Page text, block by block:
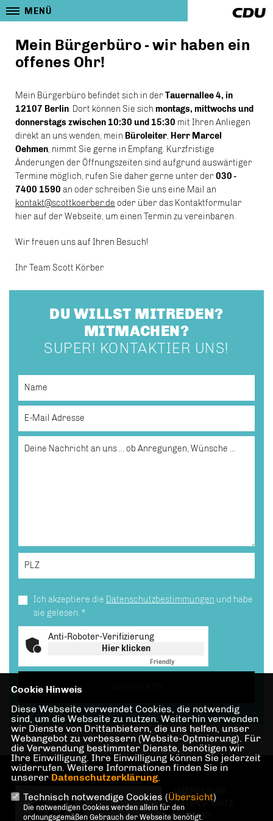
MENÜ
Mein Bürgerbüro - wir haben ein
offenes Ohr!
Mein Bürgerbüro befindet sich in der Tauernallee 4, in
12107 Berlin. Dort können Sie sich montags, mittwochs und
donnerstags zwischen 10:30 und 15:30 mit Ihren Anliegen
direkt an uns wenden, mein Büroleiter, Herr Marcel
Oehmen, nimmt Sie gerne in Empfang. Kurzfristige
Änderungen der Öffnungszeiten sind aufgrund auswärtiger
Termine möglich, rufen Sie daher gerne unter der 030 -
7400 1590 an oder schreiben Sie uns eine Mail an
kontakt@scottkoerber.de oder über das Kontaktformular
hier auf der Webseite, um einen Termin zu vereinbaren.
Wir freuen uns auf Ihren Besuch!
Ihr Team Scott Körber
DU WILLST MITREDEN?
MITMACHEN?
SUPER! KONTAKTIER UNS!
Ich akzeptiere die Datenschutzbestimmungen und habe
sie gelesen. *
Anti-Roboter-Verifizierung
Hier klicken
Friendly
IMPRESSUM
DATENSCHUTZ
KONTAKT
Cookie Hinweis
Diese Webseite verwendet Cookies, die notwendig
sind, um die Webseite zu nutzen. Weiterhin verwenden
wir Dienste von Drittanbietern, die uns helfen, unser
Webangebot zu verbessern (Website-Optmierung). Für
die Verwendung bestimmter Dienste, benötigen wir
Ihre Einwilligung. Ihre Einwilligung können Sie jederzeit
widerrufen. Weitere Informationen finden Sie in
unserer Datenschutzerklärung.
Technisch notwendige Cookies (Übersicht)
Die notwendigen Cookies werden allein für den
ordnungsgemäßen Gebrauch der Webseite benötigt.